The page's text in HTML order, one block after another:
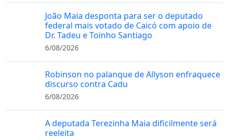
João Maia desponta para ser o deputado
federal mais votado de Caicó com apoio de
Dr. Tadeu e Toinho Santiago
6/08/2026
Robinson no palanque de Allyson enfraquece
discurso contra Cadu
6/08/2026
A deputada Terezinha Maia dificilmente será
reeleita